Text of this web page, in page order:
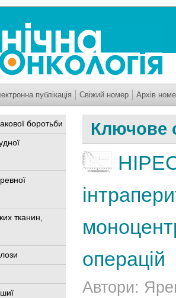
публікація Свіжий номер Архів
боротьби
тканин,
Ключове
операцій
Автори: